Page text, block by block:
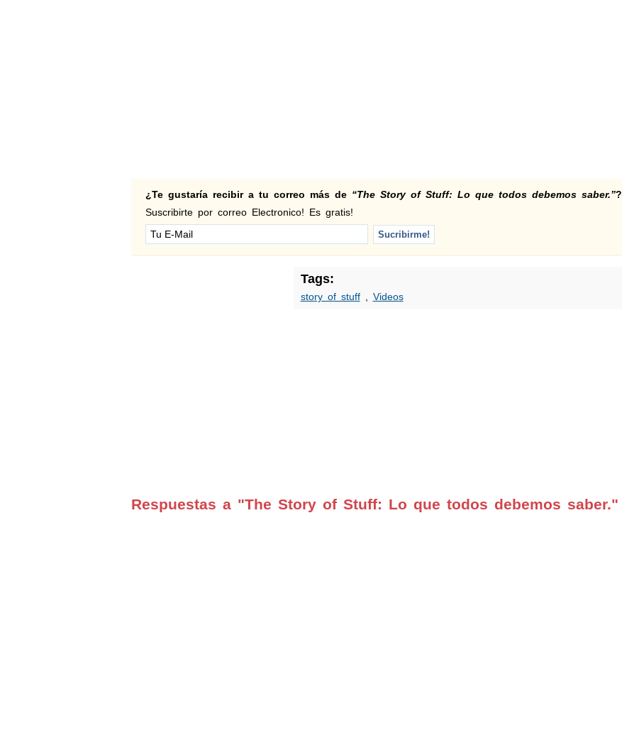
¿Te gustaría recibir a tu correo más de “The Story of Stuff: Lo que todos debemos saber.”?
Suscribirte por correo Electronico! Es gratis!
Tags:
story of stuff, Videos
Respuestas a "The Story of Stuff: Lo que todos debemos saber."